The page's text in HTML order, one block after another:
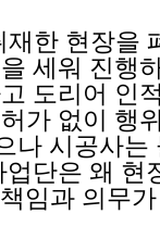
한 현장을
세워 진행
도리어 인
가 없이 행
나 시공사는
단은 왜 현
임과 의무